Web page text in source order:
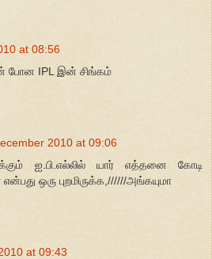
at 08:56
போன IPL இன் சிங்கம்
2010 at 09:06
ஐ.பி.எல்லில் யார் எத்தனை கோடி
ஒரு புறமிருக்க,//////அங்கயுமா
at 09:43